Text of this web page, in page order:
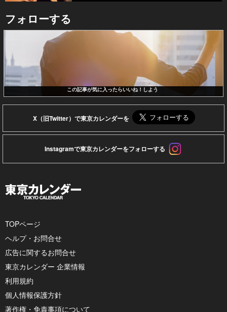
フォローする
この記事が気に入ったらいいね！しよう
X（旧Twitter）で東京カレンダーを
Instagramで東京カレンダーをフォローする
TOPページ
ヘルプ・お問合せ
広告に関するお問合せ
東京カレンダー 企業情報
利用規約
個人情報保護方針
著作権・免責事項について